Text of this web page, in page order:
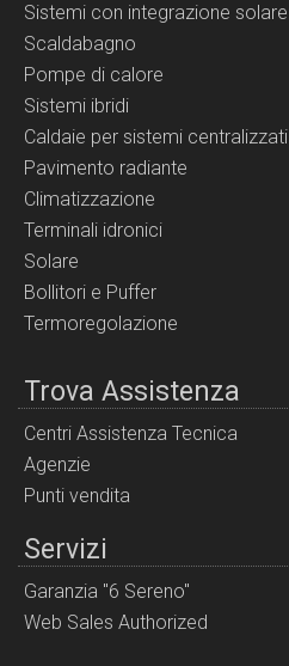
Sistemi con integrazione solare
Scaldabagno
Pompe di calore
Sistemi ibridi
Caldaie per sistemi centralizzati
Pavimento radiante
Climatizzazione
Terminali idronici
Solare
Bollitori e Puffer
Termoregolazione
Trova Assistenza
Centri Assistenza Tecnica
Agenzie
Punti vendita
Servizi
Garanzia "6 Sereno"
Web Sales Authorized